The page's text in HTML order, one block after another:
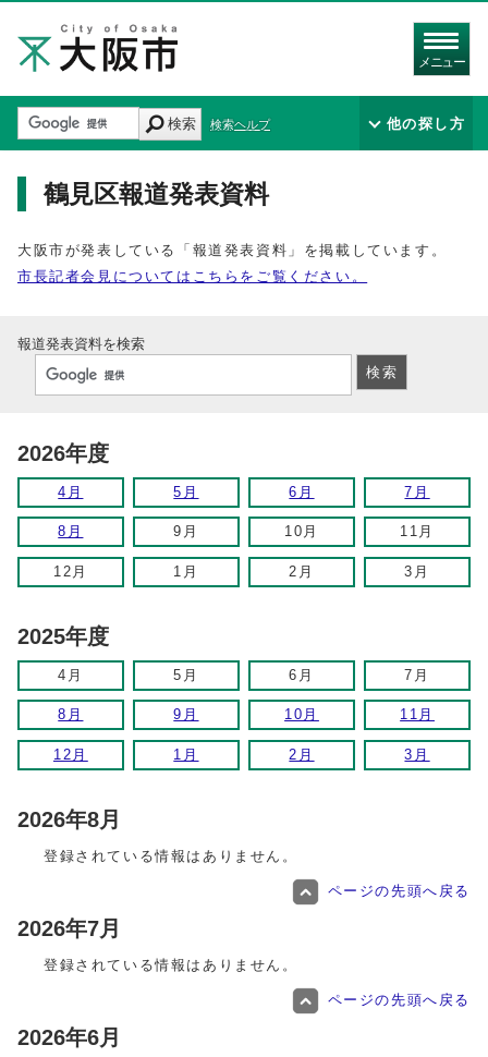
メニュー
検索 検索ヘルプ 他の探し方
鶴見区報道発表資料
大阪市が発表している「報道発表資料」を掲載しています。
市長記者会見についてはこちらをご覧ください。
報道発表資料を検索
2026年度
4月 5月 6月 7月
8月 9月 10月 11月
12月 1月 2月 3月
2025年度
4月 5月 6月 7月
8月 9月 10月 11月
12月 1月 2月 3月
2026年8月
登録されている情報はありません。
ページの先頭へ戻る
2026年7月
登録されている情報はありません。
ページの先頭へ戻る
2026年6月